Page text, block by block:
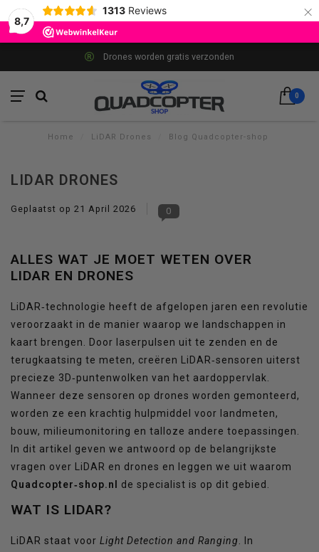
8,7
1313 Reviews ×
Drones worden gratis verzonden
0
Home LiDAR Drones Blog Quadcopter-shop
LIDAR DRONES
Geplaatst op 21 April 2026 0
ALLES WAT JE MOET WETEN OVER
LIDAR EN DRONES
LiDAR‑technologie heeft de afgelopen jaren een revolutie
veroorzaakt in de manier waarop we landschappen in
kaart brengen. Door laserpulsen uit te zenden en de
terugkaatsing te meten, creëren LiDAR‑sensoren uiterst
precieze 3D‑puntenwolken van het aardoppervlak.
Wanneer deze sensoren op drones worden gemonteerd,
worden ze een krachtig hulpmiddel voor landmeten,
bouw, milieumonitoring en talloze andere toepassingen.
In dit artikel geven we antwoord op de belangrijkste
vragen over LiDAR en drones en leggen we uit waarom
Quadcopter‑shop.nl
de specialist is op dit gebied.
WAT IS LIDAR?
LiDAR staat voor Light Detection and Ranging. In